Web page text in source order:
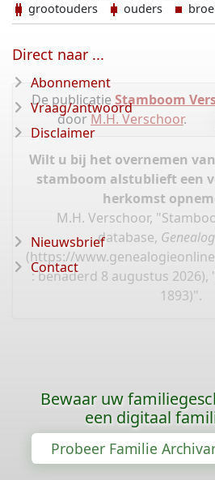
grootouders
ouders
De publicatie Stamboom
door M.H. Verschoor.
Wilt u bij het overnemen
stamboom alstublieft een
herkomst
M.H. Verschoor,
database,
(https://
: benaderd 8 augustus 2026),
1893)".
Direct naar ...
Abonnement
Vraag/antwoord
Disclaimer
Nieuwsbrief
Contact
Bewaar uw
een digitaal
Probeer Familie